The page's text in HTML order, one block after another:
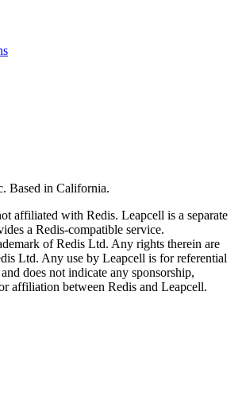
Based in California.
affiliated with Redis. Leapcell is a separate
a Redis-compatible service.
of Redis Ltd. Any rights therein are
Ltd. Any use by Leapcell is for referential
does not indicate any sponsorship,
affiliation between Redis and Leapcell.